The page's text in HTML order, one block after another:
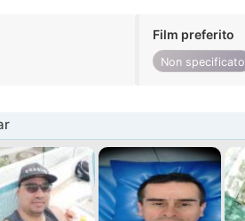
Film preferito
Non specificato